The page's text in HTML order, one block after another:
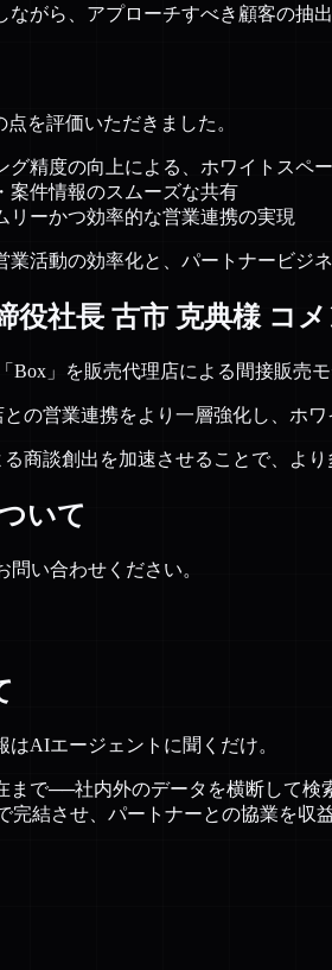
がら、アプローチすべき顧客の抽
を評価いただきました。
グ精度の向上による、ホワイトスペ
案件情報のスムーズな共有
リーかつ効率的な営業連携の実現
活動の効率化と、パートナービジ
役社長 古市 克典様 コメ
Box」を販売代理店による間接販売
の営業連携をより一層強化し、ホ
商談創出を加速させることで、よ
いて
い合わせください。
AIエージェントに聞くだけ。
で──社内外のデータを横断して
結させ、パートナーとの協業を収